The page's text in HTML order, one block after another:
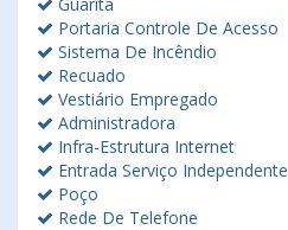
Portaria Controle De Acesso
Sistema De Incêndio
Recuado
Vestiário Empregado
Administradora
Infra-Estrutura Internet
Entrada Serviço Independente
Poço
Rede De Telefone